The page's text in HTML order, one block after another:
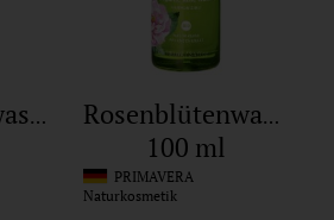
Pfefferminzwasser
Rosenblütenwasser
100 ml
PRIMAVERA
Naturkosmetik